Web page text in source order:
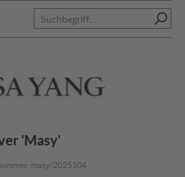
'Masy'
masy/2025104